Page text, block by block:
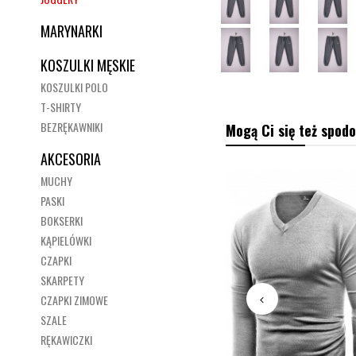
MARYNARKI
KOSZULKI MĘSKIE
KOSZULKI POLO
T-SHIRTY
BEZRĘKAWNIKI
AKCESORIA
MUCHY
PASKI
BOKSERKI
KĄPIELÓWKI
CZAPKI
SKARPETY
CZAPKI ZIMOWE
SZALE
RĘKAWICZKI
Mogą Ci się też